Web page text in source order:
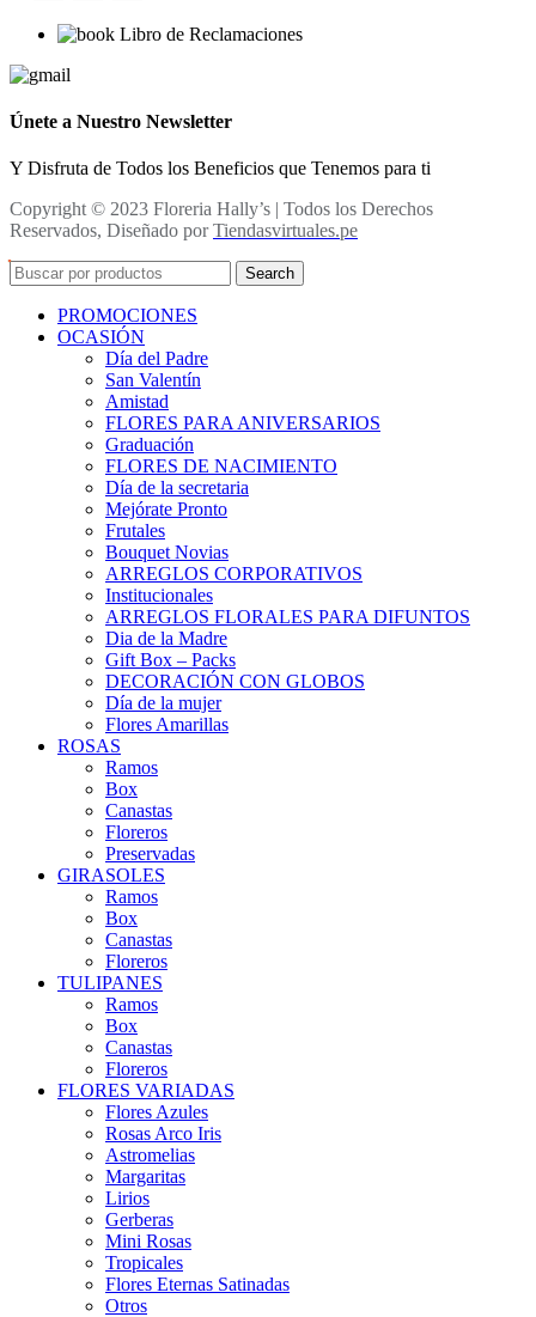
Libro de Reclamaciones
Únete a Nuestro Newsletter
Y Disfruta de Todos los Beneficios que Tenemos para ti
Copyright © 2023 Floreria Hally’s | Todos los Derechos
Reservados, Diseñado porTiendasvirtuales.pe
Search
PROMOCIONES
OCASIÓN
Día del Padre
San Valentín
Amistad
FLORES PARA ANIVERSARIOS
Graduación
FLORES DE NACIMIENTO
Día de la secretaria
Mejórate Pronto
Frutales
Bouquet Novias
ARREGLOS CORPORATIVOS
Institucionales
ARREGLOS FLORALES PARA DIFUNTOS
Dia de la Madre
Gift Box – Packs
DECORACIÓN CON GLOBOS
Día de la mujer
Flores Amarillas
ROSAS
Ramos
Box
Canastas
Floreros
Preservadas
GIRASOLES
Ramos
Box
Canastas
Floreros
TULIPANES
Ramos
Box
Canastas
Floreros
FLORES VARIADAS
Flores Azules
Rosas Arco Iris
Astromelias
Margaritas
Lirios
Gerberas
Mini Rosas
Tropicales
Flores Eternas Satinadas
Otros